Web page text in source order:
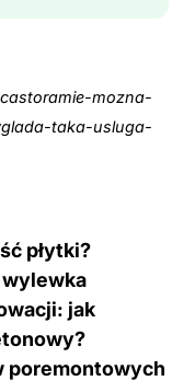
mozna-
taka-usluga-
płytki?
jak
poremontowych